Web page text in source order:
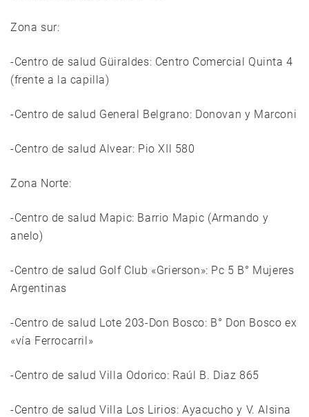
Zona sur:
-Centro de salud Güiraldes: Centro Comercial Quinta 4
(frente a la capilla)
-Centro de salud General Belgrano: Donovan y Marconi
-Centro de salud Alvear: Pio XIl 580
Zona Norte:
-Centro de salud Mapic: Barrio Mapic (Armando y
anelo)
-Centro de salud Golf Club «Grierson»: Pc 5 B° Mujeres
Argentinas
-Centro de salud Lote 203-Don Bosco: B° Don Bosco ex
«vía Ferrocarril»
-Centro de salud Villa Odorico: Raúl B. Diaz 865
-Centro de salud Villa Los Lirios: Ayacucho y V. Alsina